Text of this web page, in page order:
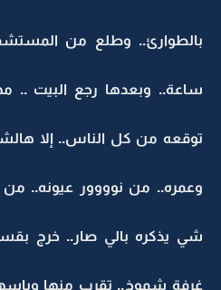
بالطوارئ.. وطلع من
ساعة.. وبعدها رجع البيت
توقعه من كل الناس.. إلا
وعمره.. من نوووور عيونه..
شي يذكره بالي صار.. خرج
غرفة شموخ.. تقرب منها